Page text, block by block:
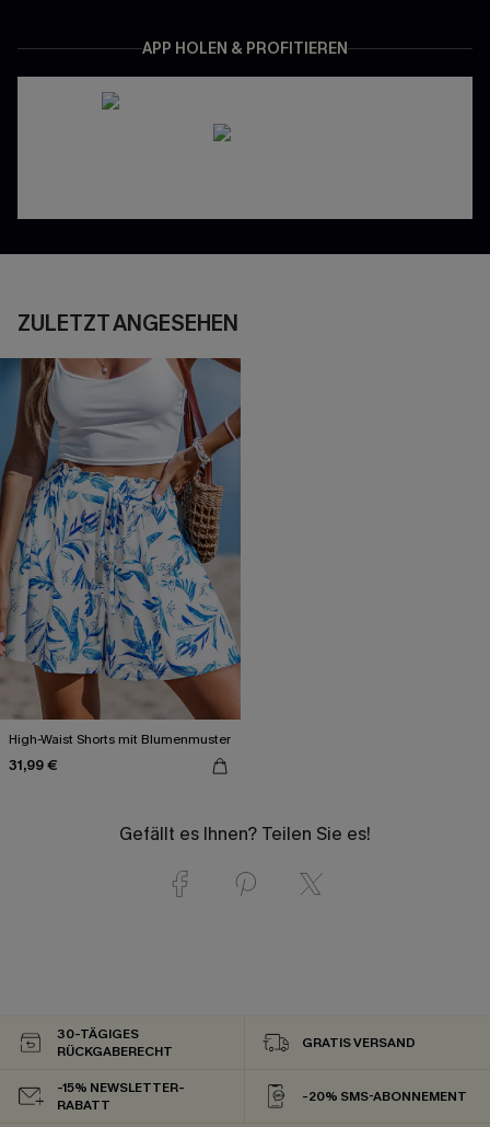
APP HOLEN & PROFITIEREN
ZULETZT ANGESEHEN
High-Waist Shorts mit Blumenmuster
31,99 €
Gefällt es Ihnen? Teilen Sie es!
30-TÄGIGES
RÜCKGABERECHT
GRATIS VERSAND
-15% NEWSLETTER-
RABATT
-20% SMS-ABONNEMENT